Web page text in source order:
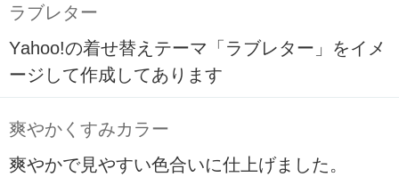
ラブレター
Yahoo!の着せ替えテーマ「ラブレター」をイメ
ージして作成してあります
爽やかくすみカラー
爽やかで見やすい色合いに仕上げました。